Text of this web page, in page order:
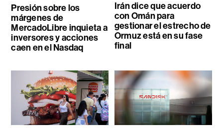
Presión sobre los
márgenes de
MercadoLibre inquieta a
inversores y acciones
caen en el Nasdaq
Irán dice que acuerdo
con Omán para
gestionar el estrecho de
Ormuz está en su fase
final